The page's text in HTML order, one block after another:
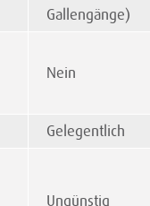
Gallengänge)
Nein
Gelegentlich
Ungünstig